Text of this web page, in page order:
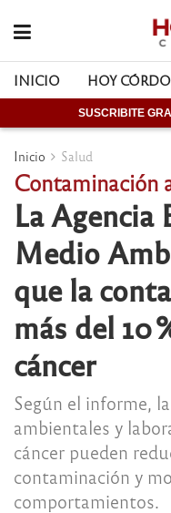
INICIO HOY
SUSCRIBITE
Inicio Salud
Contaminación
La Agencia
Medio
que la
más del 10
cáncer
Según el informe,
ambientales y
cáncer pueden
contaminación y
comportamientos.